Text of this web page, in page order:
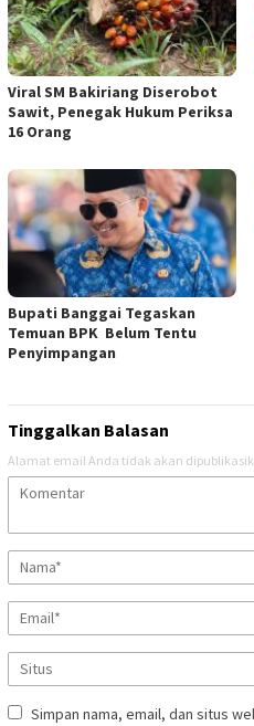
Viral SM Bakiriang Diserobot
Sawit, Penegak Hukum Periksa
16 Orang
Bupati Banggai Tegaskan
Temuan BPK Belum Tentu
Penyimpangan
Tinggalkan Balasan
Alamat email Anda tidak akan
Simpan nama, email, dan situs